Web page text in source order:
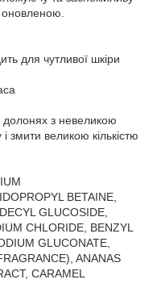
оновленою.
для чутливої шкіри
долонях з невеликою
змити великою кількістю
BETAINE,
GLUCOSIDE,
CHLORIDE, BENZYL
GLUCONATE,
ANANAS
CARAMEL